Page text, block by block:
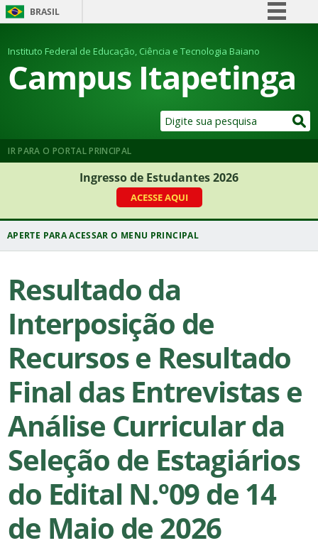
BRASIL
Comunica BR
Participe
Legislação
Instituto Federal de Educação, Ciência e Tecnologia Baiano
Campus Itapetinga
IR PARA O PORTAL PRINCIPAL
Ingresso de Estudantes 2026
ACESSE AQUI
Resultado da
Interposição de
Recursos e Resultado
Final das Entrevistas e
Análise Curricular da
Seleção de Estagiários
do Edital N.º09 de 14
de Maio de 2026